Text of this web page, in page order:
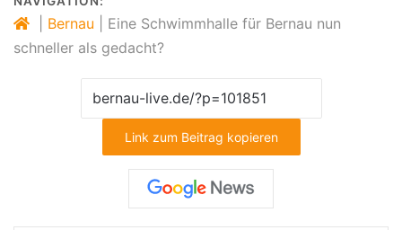
Bernau
Eine Schwimmhalle für Bernau nun
schneller als gedacht?
Link zum Beitrag kopieren